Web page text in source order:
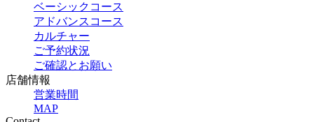
ベーシックコース
アドバンスコース
カルチャー
ご予約状況
ご確認とお願い
店舗情報
営業時間
MAP